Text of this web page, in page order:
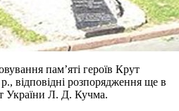
пам’яті героїв Крут
відповідні розпорядження ще в
України Л. Д. Кучма.